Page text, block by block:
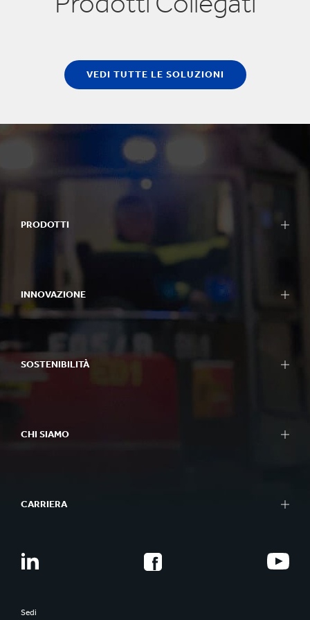
VEDI TUTTE LE SOLUZIONI
PRODOTTI
INNOVAZIONE
SOSTENIBILITÀ
CHI SIAMO
CARRIERA
Sedi